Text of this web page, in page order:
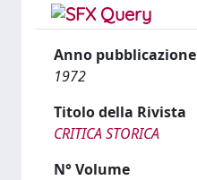
Anno pubblicazione
1972
Titolo della Rivista
CRITICA STORICA
N° Volume